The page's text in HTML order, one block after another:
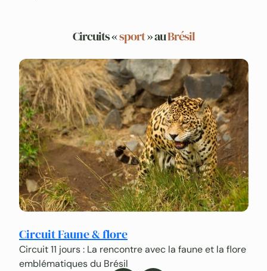
Circuits «sport» auBrésil
Circuit Faune & flore
Circuit 11 jours : La rencontre avec la faune et la flore
emblématiques du Brésil